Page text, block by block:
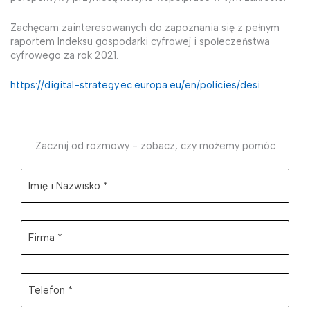
Zachęcam zainteresowanych do zapoznania się z pełnym
raportem Indeksu gospodarki cyfrowej i społeczeństwa
cyfrowego za rok 2021.
https://digital-strategy.ec.europa.eu/en/policies/desi
Zacznij od rozmowy - zobacz, czy możemy pomóc